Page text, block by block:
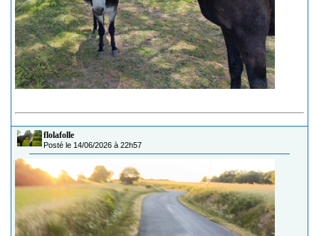
flolafolle
Posté le 14/06/2026 à 22h57